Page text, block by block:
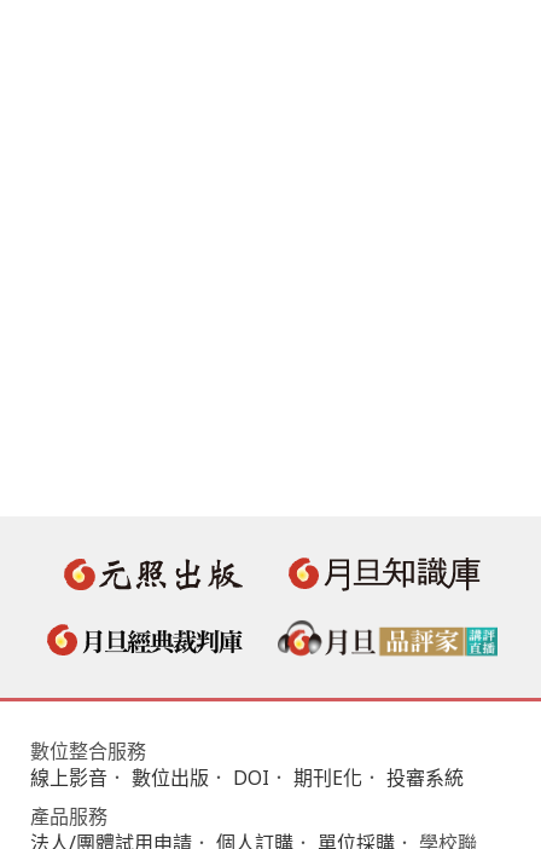
數位整合服務
線上影音 ． 數位出版 ． DOI ． 期刊E化 ． 投審系統
產品服務
法人/團體試用申請 ． 個人訂購 ． 單位採購 ． 學校聯